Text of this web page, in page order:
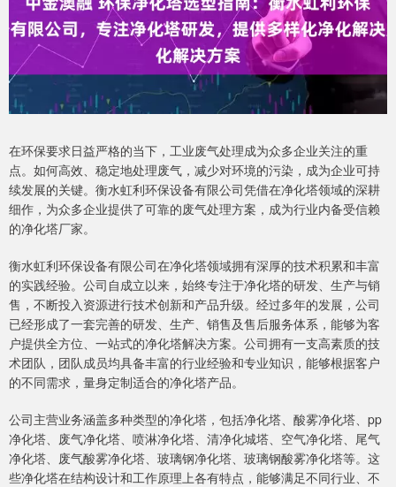
在环保要求日益严格的当下，工业废气处理成为众多企业关注的重
点。如何高效、稳定地处理废气，减少对环境的污染，成为企业可持
续发展的关键。衡水虹利环保设备有限公司凭借在净化塔领域的深耕
细作，为众多企业提供了可靠的废气处理方案，成为行业内备受信赖
的净化塔厂家。
衡水虹利环保设备有限公司在净化塔领域拥有深厚的技术积累和丰富
的实践经验。公司自成立以来，始终专注于净化塔的研发、生产与销
售，不断投入资源进行技术创新和产品升级。经过多年的发展，公司
已经形成了一套完善的研发、生产、销售及售后服务体系，能够为客
户提供全方位、一站式的净化塔解决方案。公司拥有一支高素质的技
术团队，团队成员均具备丰富的行业经验和专业知识，能够根据客户
的不同需求，量身定制适合的净化塔产品。
公司主营业务涵盖多种类型的净化塔，包括净化塔、酸雾净化塔、pp
净化塔、废气净化塔、喷淋净化塔、清净化城塔、空气净化塔、尾气
净化塔、废气酸雾净化塔、玻璃钢净化塔、玻璃钢酸雾净化塔等。这
些净化塔在结构设计和工作原理上各有特点，能够满足不同行业、不